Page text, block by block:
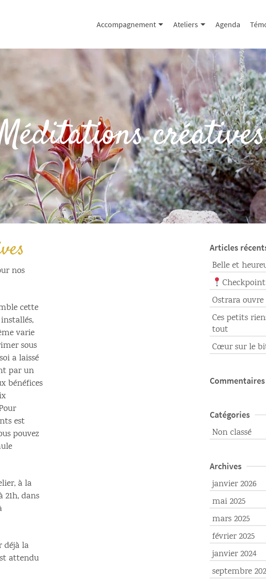
Accompagnement Ateliers Agenda
créatives
nos
cette
varie
sous
a laissé
par un
bénéfices
est
pouvez
à la
21h, dans
déjà la
attendu
Articles
Belle et
Checkpoint
Ostrara
Ces petits
tout
Cœur sur le
Catégories
Non classé
Archives
janvier 2026
mai 2025
mars 2025
février 2025
janvier 2024
septembre